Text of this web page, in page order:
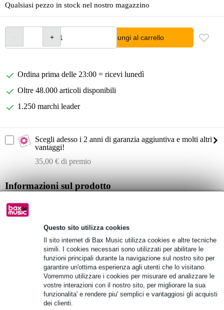
Questo sito utilizza cookies
Il sito internet di Bax Music utilizza cookies e altre tecniche
simili. I cookies necessari sono utilizzati per abilitare le
funzioni principali durante la navigazione sul nostro sito per
garantire un'ottima esperienza agli utenti che lo visitano.
Vorremmo utilizzare i cookies per misurare ed analizzare le
vostre interazioni con il nostro sito, per migliorare la sua
funzionalita' e rendere piu' semplici e vantaggiosi gli acquisti
dei clienti.
Qualsiasi pezzo in stock nel nostro magazzino
Aggiungi al carrello
Ordina prima delle 23:00 = ricevi lunedì
Oltre 48.000 articoli disponibili
1.250 marchi leader
Scegli adesso i 2 anni di garanzia aggiuntiva e molti altri
vantaggi!
35,00 € di premio
Informazioni sul prodotto
sistema PA compatto con funzionalità Bluetooth
composto da due altoparlanti con componenti integrati e vani
portaoggetti
sistema di altoparlanti leggero
Specifiche complete
Vedi anche (1)